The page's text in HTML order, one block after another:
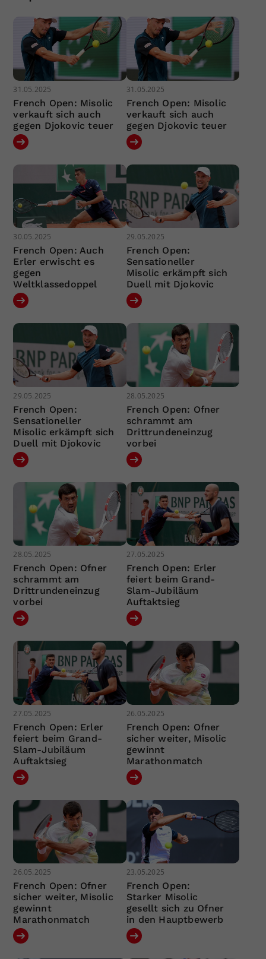
31.05.2025
French Open: Misolic
verkauft sich auch
gegen Djokovic teuer
31.05.2025
French Open: Misolic
verkauft sich auch
gegen Djokovic teuer
30.05.2025
French Open: Auch
Erler erwischt es
gegen
Weltklassedoppel
29.05.2025
French Open:
Sensationeller
Misolic erkämpft sich
Duell mit Djokovic
29.05.2025
French Open:
Sensationeller
Misolic erkämpft sich
Duell mit Djokovic
28.05.2025
French Open: Ofner
schrammt am
Drittrundeneinzug
vorbei
28.05.2025
French Open: Ofner
schrammt am
Drittrundeneinzug
vorbei
27.05.2025
French Open: Erler
feiert beim Grand-
Slam-Jubiläum
Auftaktsieg
27.05.2025
French Open: Erler
feiert beim Grand-
Slam-Jubiläum
Auftaktsieg
26.05.2025
French Open: Ofner
sicher weiter, Misolic
gewinnt
Marathonmatch
26.05.2025
French Open: Ofner
sicher weiter, Misolic
gewinnt
Marathonmatch
23.05.2025
French Open:
Starker Misolic
gesellt sich zu Ofner
in den Hauptbewerb